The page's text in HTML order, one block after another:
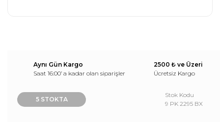
Aynı Gün Kargo
Saat 16:00’ a kadar olan siparişler
2500 ₺ ve Üzeri
Ücretsiz Kargo
5 STOKTA
Stok Kodu
9 PK 2295 BX